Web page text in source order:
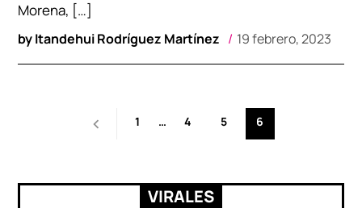
byItandehui Rodríguez Martínez 19 febrero, 2023
Morena, […]
Paginación
1 … 4 5 6
VIRALES